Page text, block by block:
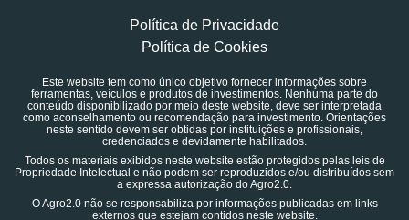
Política de Privacidade
Política de Cookies
Este website tem como único objetivo fornecer informações sobre
ferramentas, veículos e produtos de investimentos. Nenhuma parte do
conteúdo disponibilizado por meio deste website, deve ser interpretada
como aconselhamento ou recomendação para investimento. Orientações
neste sentido devem ser obtidas por instituições e profissionais,
credenciados e devidamente habilitados.
Todos os materiais exibidos neste website estão protegidos pelas leis de
Propriedade Intelectual e não podem ser reproduzidos e/ou distribuídos sem
a expressa autorização do Agro2.0.
O Agro2.0 não se responsabiliza por informações publicadas em links
externos que estejam contidos neste website.